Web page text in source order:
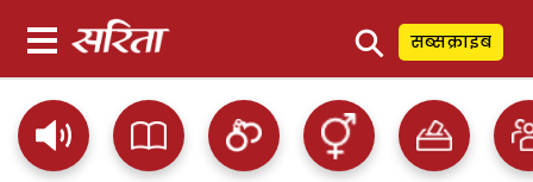
⚲ सब्सक्राइब